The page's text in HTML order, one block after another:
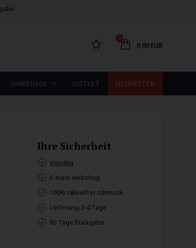
0
0,00 EUR
OHRRINGE OUTLET NEUHEITEN
Ihre Sicherheit
Vorrätig
E-mark webshop
100% nikkelfrei schmuck
Lieferung 2-4 Tage
60 Tage Rückgabe